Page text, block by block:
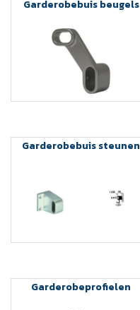
Garderobebuis beugels
Garderobebuis steunen
Garderobeprofielen